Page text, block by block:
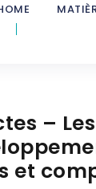
– Les
et